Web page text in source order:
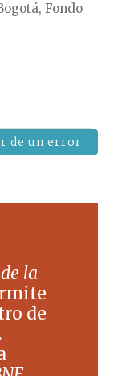
Fondo
de un error
la
de